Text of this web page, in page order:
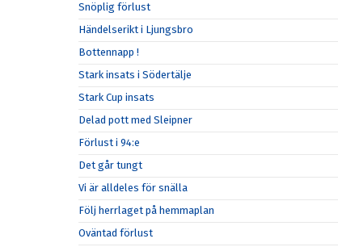
Snöplig förlust
Händelserikt i Ljungsbro
Bottennapp !
Stark insats i Södertälje
Stark Cup insats
Delad pott med Sleipner
Förlust i 94:e
Det går tungt
Vi är alldeles för snälla
Följ herrlaget på hemmaplan
Oväntad förlust